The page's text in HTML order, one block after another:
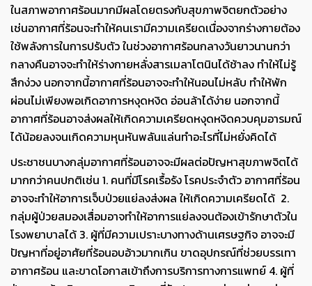
ในสภาพอากาศร้อนมากมีผลโดยตรงกับสุขภาพจิตยกตัวอย่าง
เช่นอากาศที่ร้อนจะทำให้คนเรามีความเครียดเนื่องจากร่างกายต้อง
ใช้พลังการในการปรับตัว ในช่วงอากาศร้อนกลางวันยาวนานกว่า
กลางคืนอาจจะทำให้ร่างกายหลั่งสารเมลาโตนินได้ช้าลง ทำให้ไม่รู้
สึกง่วง นอกจากนี้อากาศที่ร้อนอาจจะทำให้นอนไม่หลับ ทำให้พัก
ผ่อนไม่เพียงพอเกิดอาการหงุดหงิด อ่อนล้าได้ง่าย นอกจากนี้
อากาศที่ร้อนอาจส่งผลให้เกิดความเครียดหงุดหงิดควบคุมอารมณ์
ได้น้อยลงจนเกิดความหุนหันพลันแล่นทำอะไรที่ไม่หยั่งคิดได้
ประชาชนบางกลุ่มอากาศที่ร้อนอาจจะมีผลต่อปัญหาสุขภาพจิตได้
มากกว่าคนปกติเช่น 1. คนที่มีโรคเรื้อรัง โรคประจำตัว อากาศที่ร้อน
อาจจะทำให้อาการเจ็บป่วยแย่ลงส่งผล ให้เกิดความเครียดได้ 2.
กลุ่มผู้ป่วยสมองเสื่อมอาจทำให้อาการแย่ลงจนต้องเข้ารักษาตัวใน
โรงพยาบาลได้ 3. ผู้ที่มีความเปราะบางทางด้านเศรษฐกิจ อาจจะมี
ปัญหาที่อยู่อาศัยที่ร้อนอบอ้าวมากเกิน ขาดอุปกรณ์ที่ช่วยบรรเทา
อากาศร้อน และขาดโอกาสเข้าถึงการบริการทางการแพทย์ 4. ผู้ที่